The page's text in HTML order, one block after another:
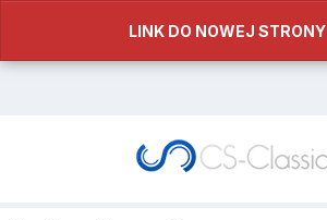
LINK DO NOWEJ STRONY